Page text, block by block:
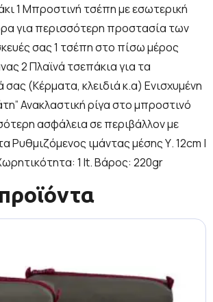
1 Μπροστινή τσέπη με εσωτερική
για περισσότερη προστασία των
σας 1 τσέπη στο πίσω μέρος
2 Πλαϊνά τσεπάκια για τα
σας (Κέρματα, κλειδιά κ.α) Ενισχυμένη
Ανακλαστική ρίγα στο μπροστινό
ασφάλεια σε περιβάλλον με
Ρυθμιζόμενος ιμάντας μέσης Υ. 12cm |
1 lt. Βάρος: 220gr